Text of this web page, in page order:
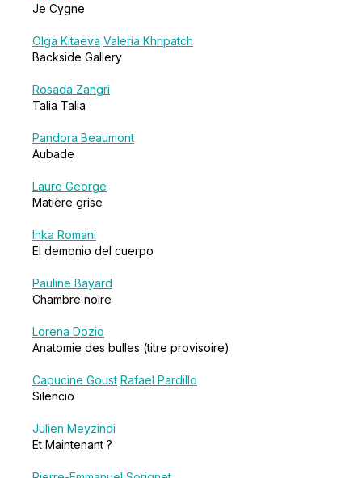
Je Cygne
Olga Kitaeva Valeria Khripatch
Backside Gallery
Rosada Zangri
Talia Talia
Pandora Beaumont
Aubade
Laure George
Matière grise
Inka Romani
El demonio del cuerpo
Pauline Bayard
Chambre noire
Lorena Dozio
Anatomie des bulles (titre provisoire)
Capucine Goust Rafael Pardillo
Silencio
Julien Meyzindi
Et Maintenant ?